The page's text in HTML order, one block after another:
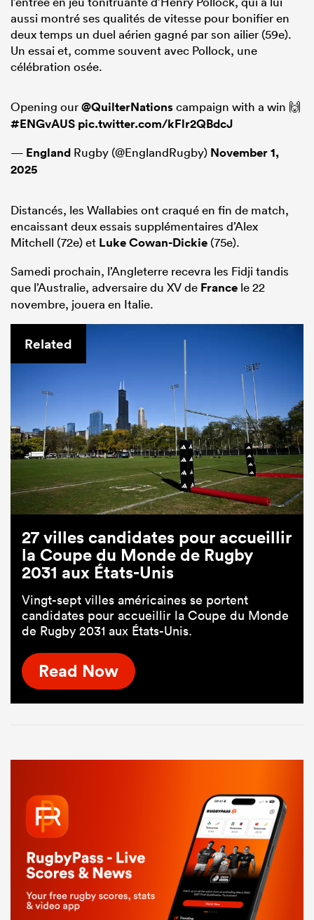
aussi montré ses qualités de vitesse pour bonifier en
deux temps un duel aérien gagné par son ailier (59e).
Un essai et, comme souvent avec Pollock, une
célébration osée.
Opening our@QuilterNationscampaign with a win 🙌
#ENGvAUS pic.twitter.com/kFlr2QBdcJ
— England Rugby (@EnglandRugby) November 1,
2025
Distancés, les Wallabies ont craqué en fin de match,
encaissant deux essais supplémentaires d’Alex
Mitchell (72e) et Luke Cowan-Dickie (75e).
Samedi prochain, l’Angleterre recevra les Fidji tandis
que l’Australie, adversaire du XV de France le 22
novembre, jouera en Italie.
Related
27 villes candidates pour accueillir
la Coupe du Monde de Rugby
2031 aux États-Unis
Vingt-sept villes américaines se portent
candidates pour accueillir la Coupe du Monde
de Rugby 2031 aux États-Unis.
Read Now